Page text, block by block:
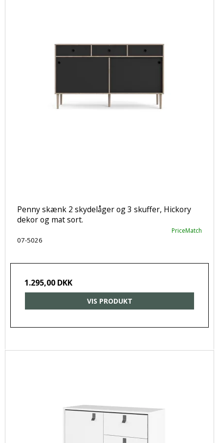
Penny skænk 2 skydelåger og 3 skuffer, Hickory
dekor og mat sort.
PriceMatch
07-5026
1.295,00 DKK
VIS PRODUKT